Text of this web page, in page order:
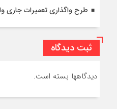
طرح واگذاری تعمیرات
ثبت دیدگاه
دیدگاهها بسته است.